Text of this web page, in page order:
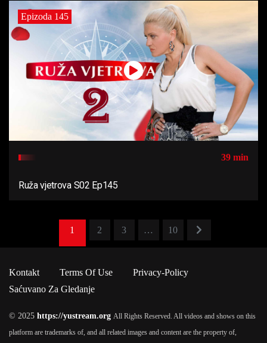
Epizoda 145
39 min
Ruža vjetrova S02 Ep145
1 2 3 … 10
Kontakt Terms Of Use
Privacy-Policy
Saćuvano Za Gledanje
© 2025 https://yustream.org All Rights Reserved. All videos and shows on this
platform are trademarks of, and all related images and content are the property of,